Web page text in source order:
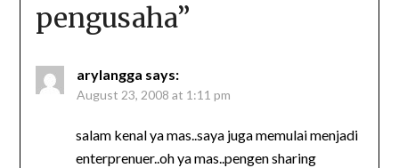
pengusaha”
arylangga says:
August 23, 2008 at 1:11 pm
salam kenal ya mas..saya juga memulai menjadi
enterprenuer..oh ya mas..pengen sharing